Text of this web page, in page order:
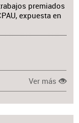
premiados
expuesta en
Ver más